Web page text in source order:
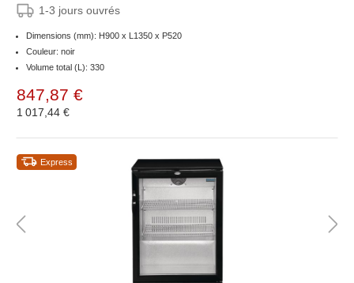
1-3 jours ouvrés
Dimensions (mm): H900 x L1350 x P520
Couleur: noir
Volume total (L): 330
847,87 €
1 017,44 €
Express